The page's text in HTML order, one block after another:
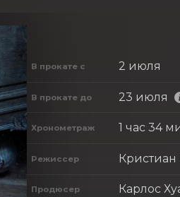
В прокате с 2 июля
В прокате до 23 июля
Хронометраж 1 час 34
Режиссер
Продюсер Карлос